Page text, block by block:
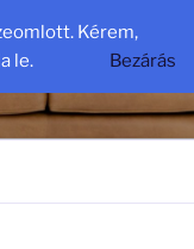
Kérem,
le.
Bezárás